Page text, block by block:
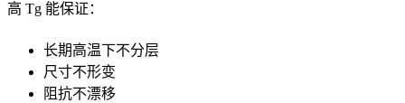
高 Tg 能保证：
长期高温下不分层
尺寸不形变
阻抗不漂移